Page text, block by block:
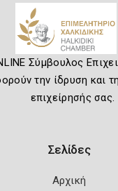
Σύμβουλος
την ίδρυση και
επιχείρησής σας.
Σελίδες
Αρχική